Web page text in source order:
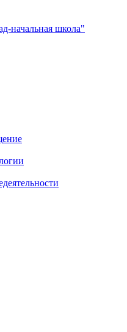
начальная школа"